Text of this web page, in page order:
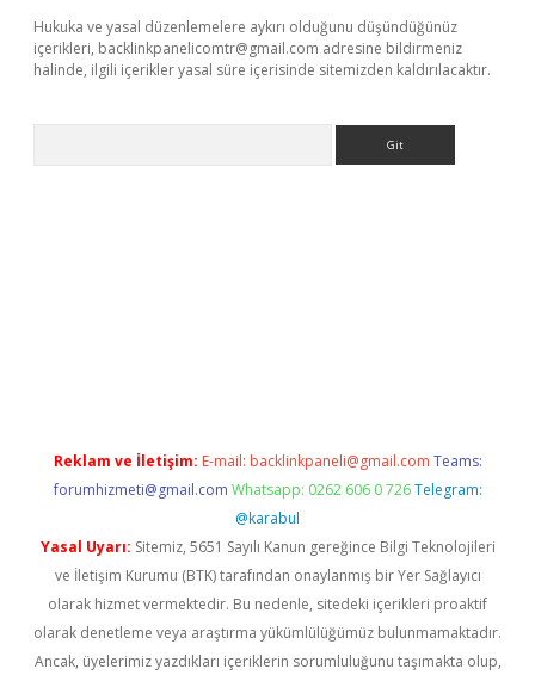
Hukuka ve yasal düzenlemelere aykırı olduğunu düşündüğünüz
içerikleri, backlinkpanelicomtr@gmail.com adresine bildirmeniz
halinde, ilgili içerikler yasal süre içerisinde sitemizden kaldırılacaktır.
Reklam ve İletişim: E-mail: backlinkpaneli@gmail.com Teams:
forumhizmeti@gmail.com Whatsapp: 0262 606 0 726 Telegram:
@karabul
Yasal Uyarı: Sitemiz, 5651 Sayılı Kanun gereğince Bilgi Teknolojileri
ve İletişim Kurumu (BTK) tarafından onaylanmış bir Yer Sağlayıcı
olarak hizmet vermektedir. Bu nedenle, sitedeki içerikleri proaktif
olarak denetleme veya araştırma yükümlülüğümüz bulunmamaktadır.
Ancak, üyelerimiz yazdıkları içeriklerin sorumluluğunu taşımakta olup,